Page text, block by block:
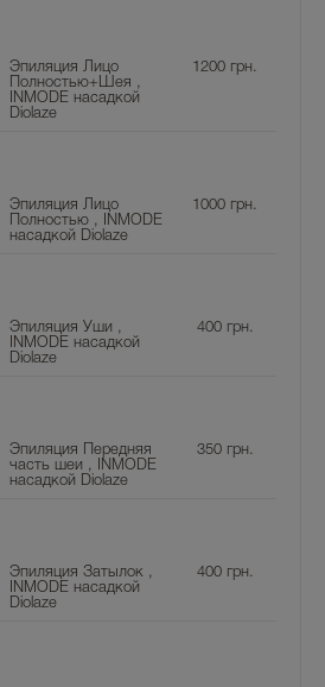
Эпиляция Лицо
Полностью+Шея ,
INMODE насадкой
Diolaze
1200 грн.
Эпиляция Лицо
Полностью , INMODE
насадкой Diolaze
1000 грн.
Эпиляция Уши ,
INMODE насадкой
Diolaze
400грн.
Эпиляция Передняя
часть шеи , INMODE
насадкой Diolaze
350грн.
Эпиляция Затылок ,
INMODE насадкой
Diolaze
400грн.